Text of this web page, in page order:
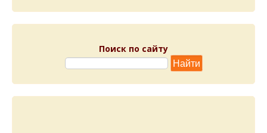
Поиск по сайту